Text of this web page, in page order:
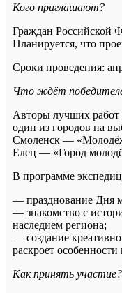
Кого приглашают?
Граждан Российской
Планируется, что
Сроки проведения:
Что ждёт
Авторы лучших работ
один из городов на
Смоленск —
Елец — «Город
В программе
— празднование Дня
— знакомство с
наследием региона;
— создание
раскроет
Как принять участие?